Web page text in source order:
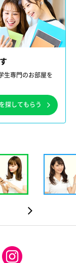
生専門のお部屋を
探してもらう